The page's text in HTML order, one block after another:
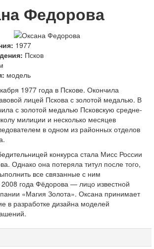
Федорова
1977
Псков
модель
1977 года в Пскове. Окончила
лицей Пскова с золотой медалью. В
с золотой медалью Псковскую средне-
милиции и несколько месяцев
в одном из районных отделов
конкурса стала Мисс России
Однако она потеряла титул после того,
все связанные с ним
года Фёдорова — лицо известной
«Магия Золота». Оксана принимает
в разработке дизайна моделей